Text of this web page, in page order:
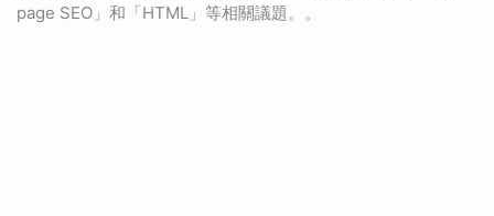
page SEO」和「HTML」等相關議題。。